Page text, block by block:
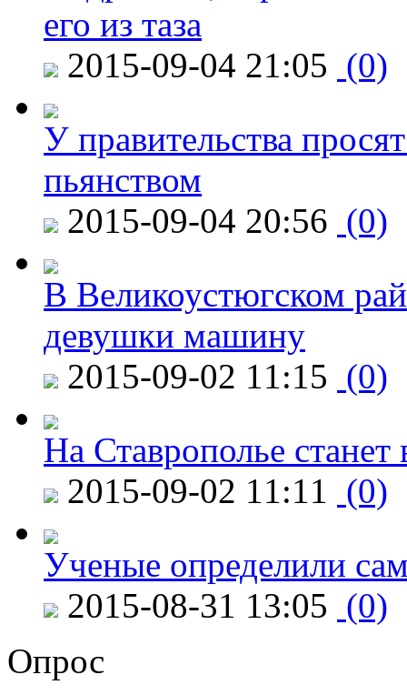
его из таза
2015-09-04 21:05 (0)
У правительства
пьянством
2015-09-04 20:56 (0)
В Великоустюгском
девушки машину
2015-09-02 11:15 (0)
На Ставрополье
2015-09-02 11:11 (0)
Ученые определили
2015-08-31 13:05 (0)
Опрос